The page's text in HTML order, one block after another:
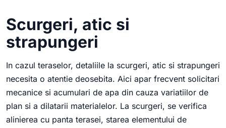
Scurgeri, atic si
strapungeri
In cazul teraselor, detaliile la scurgeri, atic si strapungeri
necesita o atentie deosebita. Aici apar frecvent solicitari
mecanice si acumulari de apa din cauza variatiilor de
plan si a dilatarii materialelor. La scurgeri, se verifica
alinierea cu panta terasei, starea elementului de